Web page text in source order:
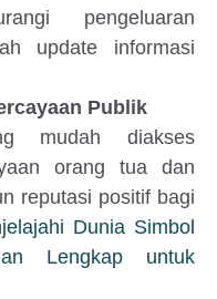
pengeluaran
update informasi
Publik
mudah diakses
orang tua dan
reputasi positif bagi
Dunia Simbol
Lengkap untuk